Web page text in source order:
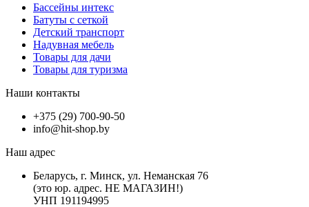
Бассейны интекс
Батуты с сеткой
Детский транспорт
Надувная мебель
Товары для дачи
Товары для туризма
Наши контакты
+375 (29) 700-90-50
info@hit-shop.by
Наш адрес
Беларусь, г. Минск, ул. Неманская 76
(это юр. адрес. НЕ МАГАЗИН!)
УНП 191194995